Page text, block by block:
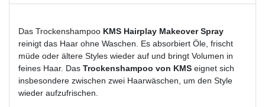
Das Trockenshampoo KMS Hairplay Makeover Spray
reinigt das Haar ohne Waschen. Es absorbiert Öle, frischt
müde oder ältere Styles wieder auf und bringt Volumen in
feines Haar. Das Trockenshampoo von KMS eignet sich
insbesondere zwischen zwei Haarwäschen, um den Style
wieder aufzufrischen.